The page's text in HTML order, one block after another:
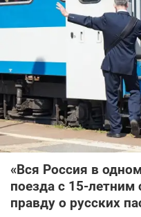
«Вся Россия в
поезда с 15-
правду о русских